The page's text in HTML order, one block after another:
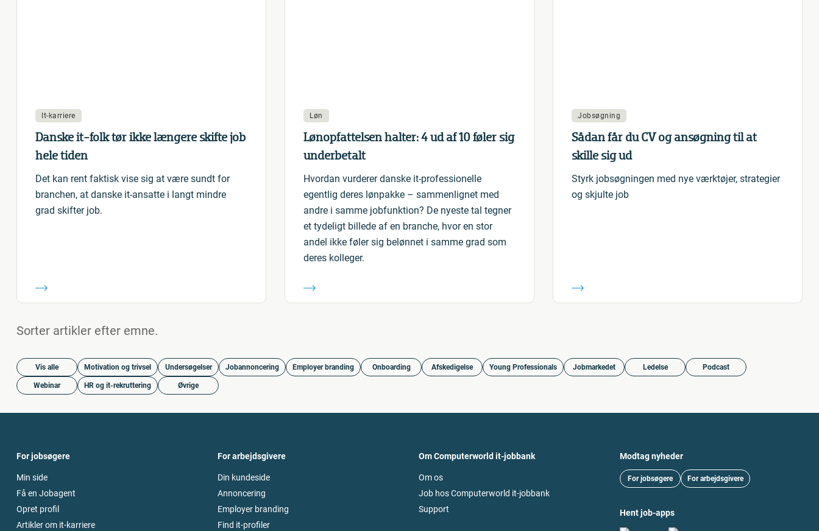
It-karriere
Danske it-folk tør ikke længere skifte job
hele tiden
Det kan rent faktisk vise sig at være sundt for
branchen, at danske it-ansatte i langt mindre
grad skifter job.
Løn
Lønopfattelsen halter: 4 ud af 10 føler sig
underbetalt
Hvordan vurderer danske it-professionelle
egentlig deres lønpakke – sammenlignet med
andre i samme jobfunktion? De nyeste tal tegner
et tydeligt billede af en branche, hvor en stor
andel ikke føler sig belønnet i samme grad som
deres kolleger.
Jobsøgning
Sådan får du CV og ansøgning til at
skille sig ud
Styrk jobsøgningen med nye værktøjer, strategier
og skjulte job
Sorter artikler efter emne.
Vis alle Motivation og trivsel Undersøgelser Jobannoncering Employer branding Onboarding Afskedigelse Young Professionals Jobmarkedet Ledelse Podcast
Webinar HR og it-rekruttering Øvrige
For jobsøgere
Min side
Få en Jobagent
Opret profil
Artikler om it-karriere
For arbejdsgivere
Din kundeside
Annoncering
Employer branding
Find it-profiler
Om Computerworld it-jobbank
Om os
Job hos Computerworld it-jobbank
Support
Modtag nyheder
For jobsøgere For arbejdsgivere
Hent job-apps